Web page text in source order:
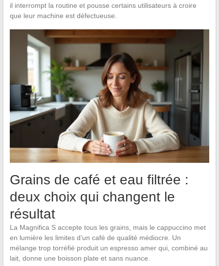
il interrompt la routine et pousse certains utilisateurs à croire
que leur machine est défectueuse.
Grains de café et eau filtrée :
deux choix qui changent le
résultat
La Magnifica S accepte tous les grains, mais le cappuccino met
en lumière les limites d’un café de qualité médiocre. Un
mélange trop torréfié produit un espresso amer qui, combiné au
lait, donne une boisson plate et sans nuance.